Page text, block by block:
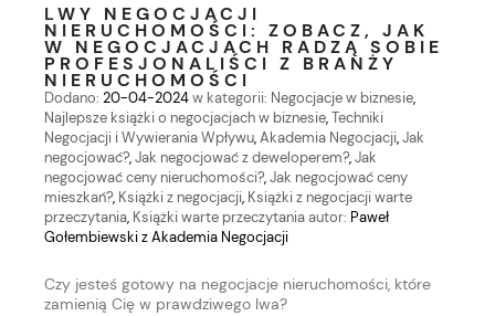
LWY NEGOCJACJI
NIERUCHOMOŚCI: ZOBACZ, JAK
W NEGOCJACJACH RADZĄ SOBIE
PROFESJONALIŚCI Z BRANŻY
NIERUCHOMOŚCI
Dodano: 20-04-2024w kategorii: Negocjacje w biznesie,
Najlepsze książki o negocjacjach w biznesie,Techniki
Negocjacji i Wywierania Wpływu,Akademia Negocjacji,Jak
negocjować?,Jak negocjować z deweloperem?,Jak
negocjować ceny nieruchomości?,Jak negocjować ceny
mieszkań?, Książki z negocjacji, Książki z negocjacji warte
przeczytania, Książki warte przeczytaniaautor: Paweł
Gołembiewski z Akademia Negocjacji
Czy jesteś gotowy na negocjacje nieruchomości, które
zamienią Cię w prawdziwego lwa?